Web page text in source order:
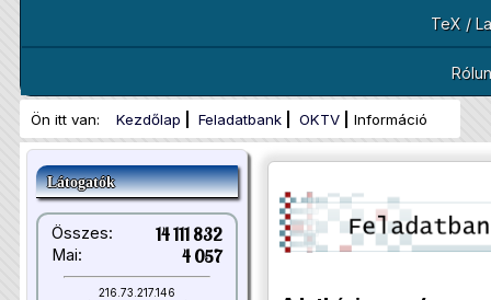
TeX /
Ön itt van: Kezdőlap Feladatbank OKTV Információ
Látogatók
Összes: 14 111 832
Mai: 4 057
216.73.217.146